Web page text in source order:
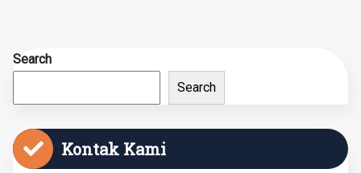
Search
Search
Kontak Kami